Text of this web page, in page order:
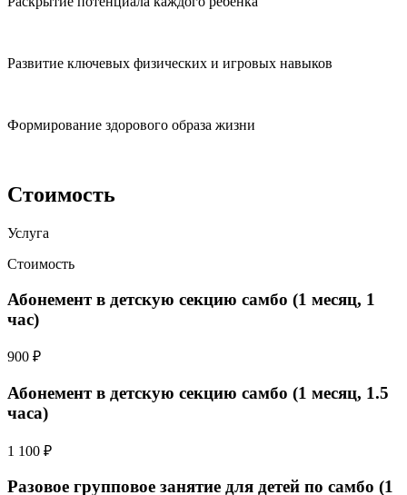
Развитие ключевых физических и игровых навыков
Формирование здорового образа жизни
Стоимость
Услуга
Стоимость
Абонемент в детскую секцию самбо (1 месяц, 1
час)
900 ₽
Абонемент в детскую секцию самбо (1 месяц, 1.5
часа)
1 100 ₽
Разовое групповое занятие для детей по самбо (1